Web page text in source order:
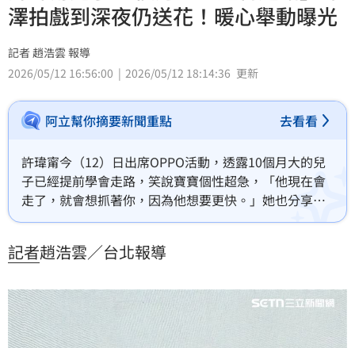
澤拍戲到深夜仍送花！暖心舉動曝光
記者 趙浩雲 報導
2026/05/12 16:56:00
2026/05/12 18:14:36 更新
阿立幫你摘要新聞重點 去看看
許瑋甯今（12）日出席OPPO活動，透露10個月大的兒
子已經提前學會走路，笑說寶寶個性超急，「他現在會
走了，就會想抓著你，因為他想要更快。」她也分享今
年母親節和家人、朋友組成20人的「強大母親團」一起
家，一束代表自己送，一束則是幫兒子送給她。趙浩雲
記者趙浩雲／台北報導